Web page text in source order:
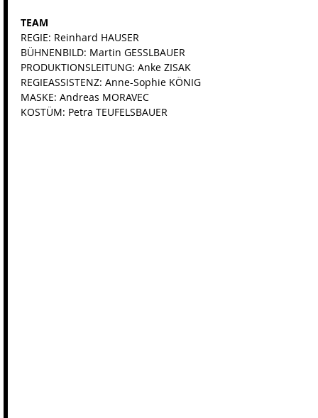
TEAM
REGIE: Reinhard HAUSER
BÜHNENBILD: Martin GESSLBAUER
PRODUKTIONSLEITUNG: Anke ZISAK
REGIEASSISTENZ: Anne-Sophie KÖNIG
MASKE: Andreas MORAVEC
KOSTÜM: Petra TEUFELSBAUER